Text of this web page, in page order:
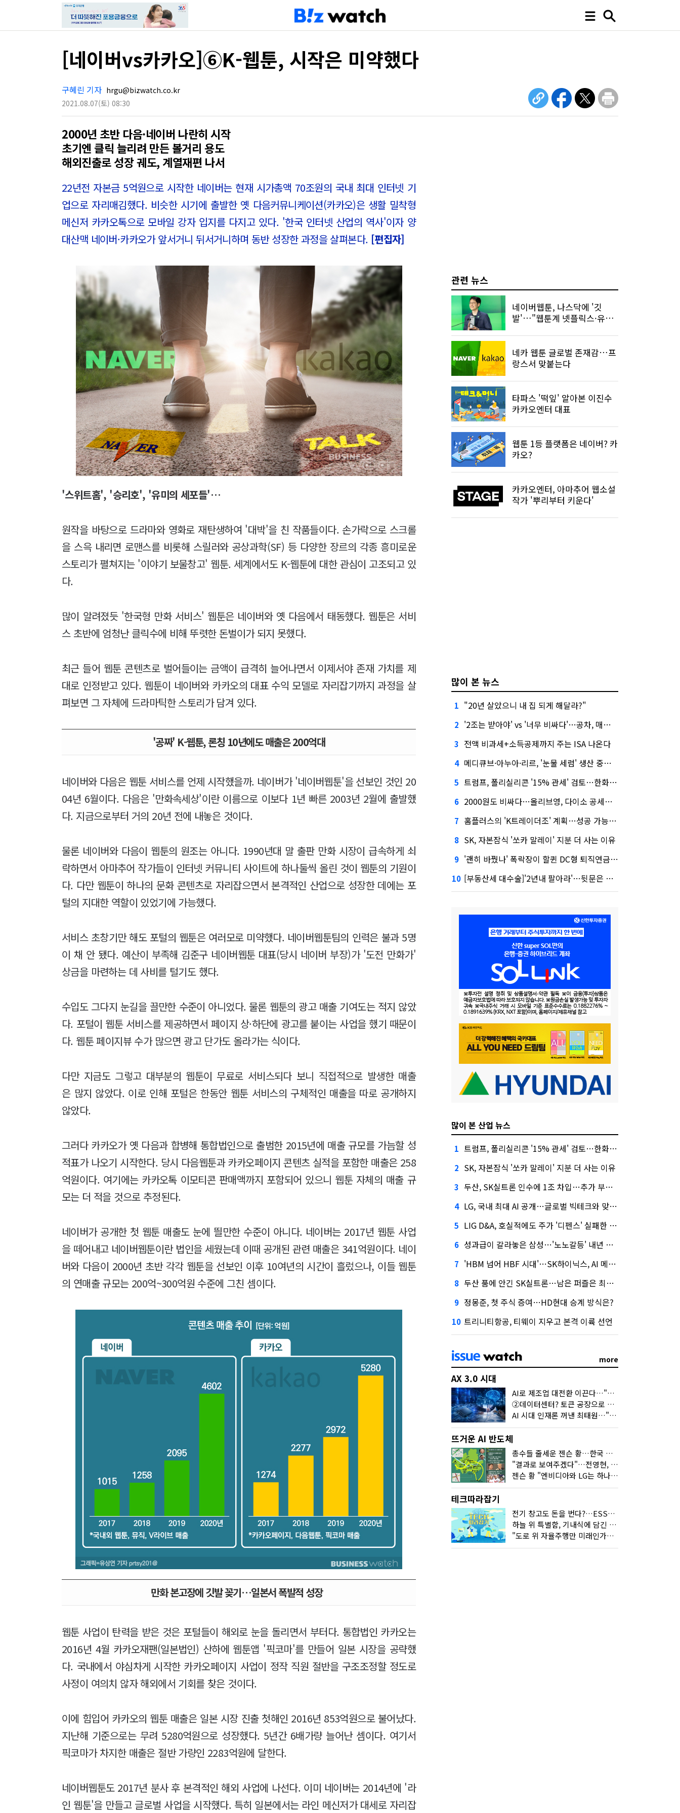
[네이버vs카카오]⑥K-웹툰, 시작은 미약했다
구혜린 기자 hrgu@bizwatch.co.kr
2021.08.07(토) 08:30
2000년 초반 다음·네이버 나란히 시작
초기엔 클릭 늘리려 만든 볼거리 용도
해외진출로 성장 궤도, 계열재편 나서
22년전 자본금 5억원으로 시작한 네이버는 현재 시가총액 70조원의 국내 최대 인터넷 기
업으로 자리매김했다. 비슷한 시기에 출발한 옛 다음커뮤니케이션(카카오)은 생활 밀착형
메신저 카카오톡으로 모바일 강자 입지를 다지고 있다. '한국 인터넷 산업의 역사'이자 양
대산맥 네이버·카카오가 앞서거니 뒤서거니하며 동반 성장한 과정을 살펴본다. [편집자]
'스위트홈', '승리호', '유미의 세포들'…
원작을 바탕으로 드라마와 영화로 재탄생하여 '대박'을 친 작품들이다. 손가락으로 스크롤
을 스윽 내리면 로맨스를 비롯해 스릴러와 공상과학(SF) 등 다양한 장르의 각종 흥미로운
스토리가 펼쳐지는 '이야기 보물창고' 웹툰. 세계에서도 K-웹툰에 대한 관심이 고조되고 있
다.
많이 알려졌듯 '한국형 만화 서비스' 웹툰은 네이버와 옛 다음에서 태동했다. 웹툰은 서비
스 초반에 엄청난 클릭수에 비해 뚜렷한 돈벌이가 되지 못했다.
최근 들어 웹툰 콘텐츠로 벌어들이는 금액이 급격히 늘어나면서 이제서야 존재 가치를 제
대로 인정받고 있다. 웹툰이 네이버와 카카오의 대표 수익 모델로 자리잡기까지 과정을 살
펴보면 그 자체에 드라마틱한 스토리가 담겨 있다.
'공짜' K-웹툰, 론칭 10년에도 매출은 200억대
네이버와 다음은 웹툰 서비스를 언제 시작했을까. 네이버가 '네이버웹툰'을 선보인 것인 20
04년 6월이다. 다음은 '만화속세상'이란 이름으로 이보다 1년 빠른 2003년 2월에 출발했
다. 지금으로부터 거의 20년 전에 내놓은 것이다.
물론 네이버와 다음이 웹툰의 원조는 아니다. 1990년대 말 출판 만화 시장이 급속하게 쇠
락하면서 아마추어 작가들이 인터넷 커뮤니티 사이트에 하나둘씩 올린 것이 웹툰의 기원이
다. 다만 웹툰이 하나의 문화 콘텐츠로 자리잡으면서 본격적인 산업으로 성장한 데에는 포
털의 지대한 역할이 있었기에 가능했다.
서비스 초창기만 해도 포털의 웹툰은 여러모로 미약했다. 네이버웹툰팀의 인력은 불과 5명
이 채 안 됐다. 예산이 부족해 김준구 네이버웹툰 대표(당시 네이버 부장)가 '도전 만화가'
상금을 마련하는 데 사비를 털기도 했다.
수입도 그다지 눈길을 끌만한 수준이 아니었다. 물론 웹툰의 광고 매출 기여도는 적지 않았
다. 포털이 웹툰 서비스를 제공하면서 페이지 상·하단에 광고를 붙이는 사업을 했기 때문이
다. 웹툰 페이지뷰 수가 많으면 광고 단가도 올라가는 식이다.
다만 지금도 그렇고 대부분의 웹툰이 무료로 서비스되다 보니 직접적으로 발생한 매출
은 많지 않았다. 이로 인해 포털은 한동안 웹툰 서비스의 구체적인 매출을 따로 공개하지
않았다.
그러다 카카오가 옛 다음과 합병해 통합법인으로 출범한 2015년에 매출 규모를 가늠할 성
적표가 나오기 시작한다. 당시 다음웹툰과 카카오페이지 콘텐츠 실적을 포함한 매출은 258
억원이다. 여기에는 카카오톡 이모티콘 판매액까지 포함되어 있으니 웹툰 자체의 매출 규
모는 더 적을 것으로 추정된다.
네이버가 공개한 첫 웹툰 매출도 눈에 띌만한 수준이 아니다. 네이버는 2017년 웹툰 사업
을 떼어내고 네이버웹툰이란 법인을 세웠는데 이때 공개된 관련 매출은 341억원이다. 네이
버와 다음이 2000년 초반 각각 웹툰을 선보인 이후 10여년의 시간이 흘렀으나, 이들 웹툰
의 연매출 규모는 200억~300억원 수준에 그친 셈이다.
만화 본고장에 깃발 꽂기…일본서 폭발적 성장
웹툰 사업이 탄력을 받은 것은 포털들이 해외로 눈을 돌리면서 부터다. 통합법인 카카오는
2016년 4월 카카오재팬(일본법인) 산하에 웹툰앱 '픽코마'를 만들어 일본 시장을 공략했
다. 국내에서 야심차게 시작한 카카오페이지 사업이 정작 직원 절반을 구조조정할 정도로
사정이 여의치 않자 해외에서 기회를 찾은 것이다.
이에 힘입어 카카오의 웹툰 매출은 일본 시장 진출 첫해인 2016년 853억원으로 불어났다.
지난해 기준으로는 무려 5280억원으로 성장했다. 5년간 6배가량 늘어난 셈이다. 여기서
픽코마가 차지한 매출은 절반 가량인 2283억원에 달한다.
네이버웹툰도 2017년 분사 후 본격적인 해외 사업에 나선다. 이미 네이버는 2014년에 '라
인 웹툰'을 만들고 글로벌 사업을 시작했다. 특히 일본에서는 라인 메신저가 대세로 자리잡
관련 뉴스
네이버웹툰, 나스닥에 '깃
발'…"웹툰계 넷플릭스·유튜
네카 웹툰 글로벌 존재감…프
랑스서 맞붙는다
타파스 '떡잎' 알아본 이진수
카카오엔터 대표
웹툰 1등 플랫폼은 네이버? 카
카오?
카카오엔터, 아마추어 웹소설
작가 '뿌리부터 키운다'
많이 본 뉴스
1 "20년 살았으니 내 집 되게 해달라?"
2 '2조는 받아야' vs '너무 비싸다'…공차, 매각 성공할까
3 전액 비과세+소득공제까지 주는 ISA 나온다
4 메디큐브·아누아·리르, '눈물 세럼' 생산 중단한다
5 트럼프, 폴리실리콘 '15% 관세' 검토…한화큐셀·OCI 영향은?
6 2000원도 비싸다…올리브영, 다이소 공세에 '가성비'로 맞불
7 홈플러스의 'K트레이더조' 계획…성공 가능성은 '글쎄'
8 SK, 자본잠식 '쏘카 말레이' 지분 더 사는 이유
9 '괜히 바꿨나' 폭락장이 할퀸 DC형 퇴직연금…전문가 조언은
10 [부동산세 대수술]'2년내 팔아라'…뒷문은 열었다
많이 본 산업 뉴스
1 트럼프, 폴리실리콘 '15% 관세' 검토…한화큐셀·OCI 영향은?
2 SK, 자본잠식 '쏘카 말레이' 지분 더 사는 이유
3 두산, SK실트론 인수에 1조 차입…추가 부담은?
4 LG, 국내 최대 AI 공개…글로벌 빅테크와 맞붙는다
5 LIG D&A, 호실적에도 주가 '디펜스' 실패한 이유
6 성과급이 갈라놓은 삼성…'노노갈등' 내년 교섭 판 흔들까
7 'HBM 넘어 HBF 시대'…SK하이닉스, AI 메모리 표준 선점 나섰다
8 두산 품에 안긴 SK실트론…남은 퍼즐은 최태원 지분 29.4%
9 정몽준, 첫 주식 증여…HD현대 승계 방식은?
10 트리니티항공, 티웨이 지우고 본격 이륙 선언
more
AX 3.0 시대
AI로 제조업 대전환 이끈다…"2030년까지 민관합동 20조 투자"
②데이터센터? 토큰 공장으로 변신
AI 시대 인재론 꺼낸 최태원…"협업이 경쟁력"
뜨거운 AI 반도체
총수들 줄세운 젠슨 황…한국 산업계 새판 짰다
"결과로 보여주겠다"…전영현, 젠슨 황과 HBM5 논의
젠슨 황 "엔비디아와 LG는 하나의 거대한 팀"
테크따라잡기
전기 창고도 돈을 번다?…ESS의 '두뇌' EMO가 뭐길래
하늘 위 특별함, 기내식에 담긴 기술의 세계
"도로 위 자율주행만 미래인가요"…진흙탕서 길 내는 HD현대 AI 기술